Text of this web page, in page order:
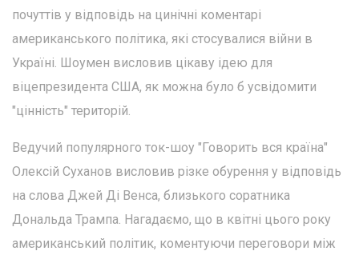
почуттів у відповідь на цинічні коментарі
американського політика, які стосувалися війни в
Україні. Шоумен висловив цікаву ідею для
віцепрезидента США, як можна було б усвідомити
"цінність" територій.
Ведучий популярного ток-шоу "Говорить вся країна"
Олексій Суханов висловив різке обурення у відповідь
на слова Джей Ді Венса, близького соратника
Дональда Трампа. Нагадаємо, що в квітні цього року
американський політик, коментуючи переговори між